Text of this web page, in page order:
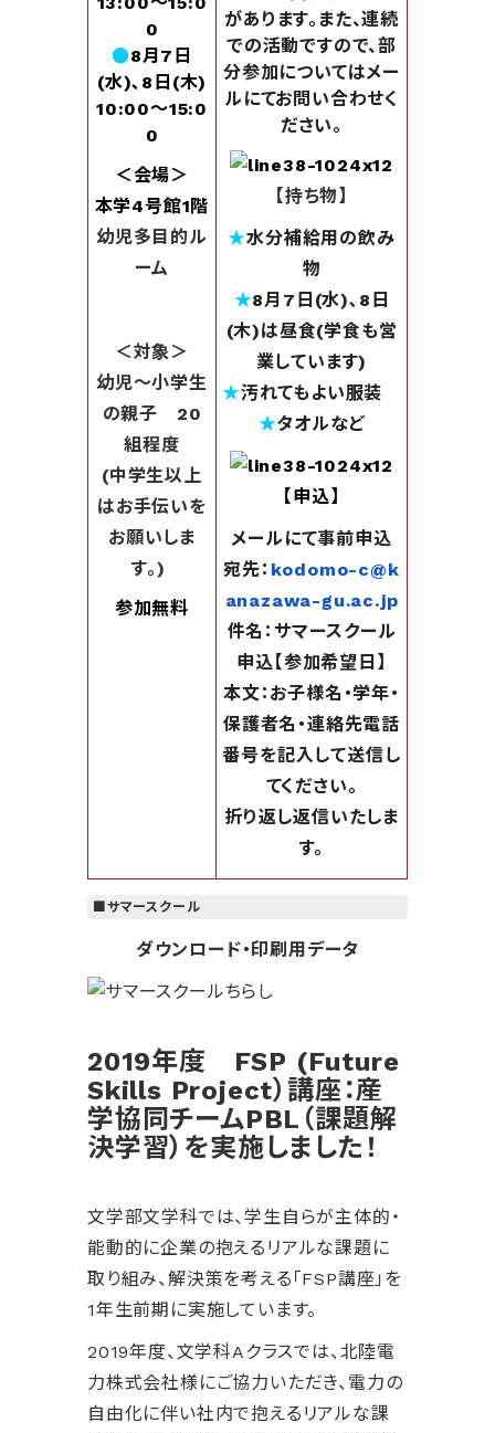
0
●8月7日
(水)､8 日(木)
10:00～15:0
0
＜会場＞
本学4号館1階
幼児多目的ル
ーム
＜対象＞
幼児～小学生
の親子 20
組程度
(中学生以上
はお手伝いを
お願いしま
す。)
参加無料
があ ります。また、連続
での活動ですので、部
分参加についてはメー
ルにてお問い合わせく
ださい。
【持ち物】
★水分補給用の飲み
物
★8月7日(水)､8日
(木)は昼食(学食も営
業しています)
★汚れてもよい服装
★タオルなど
【申込】
メールにて事前申込
宛先： kodomo-c@k
anazawa-gu.ac.jp
件名：サマースクール
申込【参加希望日】
本文：お子様名・学年・
保護者名・連絡先電話
番号を記入して送信し
てください。
折り返し返信いたしま
す。
■サマースクール
ダウンロード・印刷用データ
2019年度 FSP (Future
Skills Project）講座：産
学協同チームPBL（課題解
決学習）を実施しました！
文学部文学科では、学生自らが主体的・
能動的に企業の抱えるリアルな課題に
取り組み、解決策を考える「FSP講座」を
1年生前期に実施しています。
2019年度、文学科Aクラスでは、北陸電
力株式会社様にご協力いただき、電力の
自由化に伴い社内で抱えるリアルな課